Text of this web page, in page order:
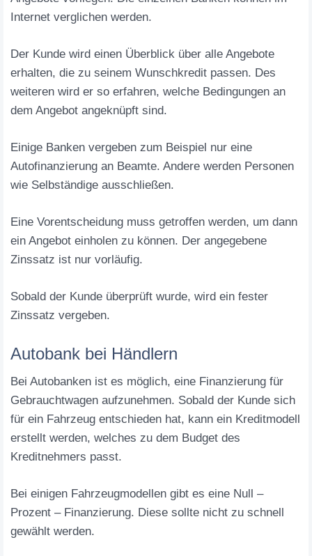
Internet verglichen werden.
Der Kunde wird einen Überblick über alle Angebote
erhalten, die zu seinem Wunschkredit passen. Des
weiteren wird er so erfahren, welche Bedingungen an
dem Angebot angeknüpft sind.
Einige Banken vergeben zum Beispiel nur eine
Autofinanzierung an Beamte. Andere werden Personen
wie Selbständige ausschließen.
Eine Vorentscheidung muss getroffen werden, um dann
ein Angebot einholen zu können. Der angegebene
Zinssatz ist nur vorläufig.
Sobald der Kunde überprüft wurde, wird ein fester
Zinssatz vergeben.
Autobank bei Händlern
Bei Autobanken ist es möglich, eine Finanzierung für
Gebrauchtwagen aufzunehmen. Sobald der Kunde sich
für ein Fahrzeug entschieden hat, kann ein Kreditmodell
erstellt werden, welches zu dem Budget des
Kreditnehmers passt.
Bei einigen Fahrzeugmodellen gibt es eine Null –
Prozent – Finanzierung. Diese sollte nicht zu schnell
gewählt werden.